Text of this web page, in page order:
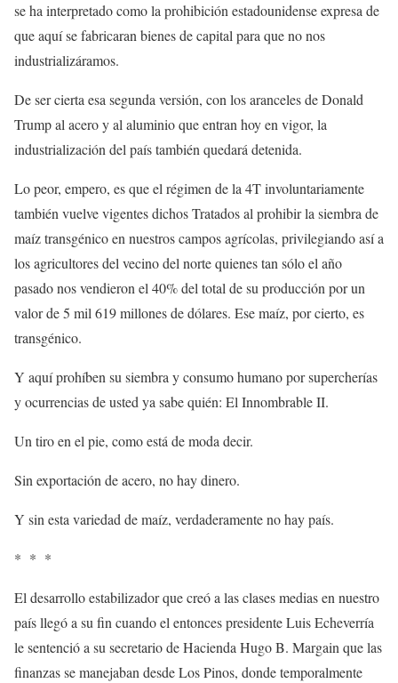
se ha interpretado como la prohibición estadounidense expresa de
que aquí se fabricaran bienes de capital para que no nos
industrializáramos.
De ser cierta esa segunda versión, con los aranceles de Donald
Trump al acero y al aluminio que entran hoy en vigor, la
industrialización del país también quedará detenida.
Lo peor, empero, es que el régimen de la 4T involuntariamente
también vuelve vigentes dichos Tratados al prohibir la siembra de
maíz transgénico en nuestros campos agrícolas, privilegiando así a
los agricultores del vecino del norte quienes tan sólo el año
pasado nos vendieron el 40% del total de su producción por un
valor de 5 mil 619 millones de dólares. Ese maíz, por cierto, es
transgénico.
Y aquí prohíben su siembra y consumo humano por supercherías
y ocurrencias de usted ya sabe quién: El Innombrable II.
Un tiro en el pie, como está de moda decir.
Sin exportación de acero, no hay dinero.
Y sin esta variedad de maíz, verdaderamente no hay país.
* * *
El desarrollo estabilizador que creó a las clases medias en nuestro
país llegó a su fin cuando el entonces presidente Luis Echeverría
le sentenció a su secretario de Hacienda Hugo B. Margain que las
finanzas se manejaban desde Los Pinos, donde temporalmente